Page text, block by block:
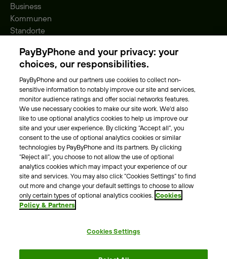
Business
Kommunen
Standorte
Park-Vignette
Über Uns
Unser Team
Karriere
Presse
Blog
Kontakt & Hilfe
Kontakt
Support
Pressekontakt
AGBDatenschutzrichtlinieImpressumRechtshinweise
PayByPhone and your privacy: your
choices, our responsibilities.
PayByPhone and our partners use cookies to collect non-
sensitive information to notably improve our site and services,
monitor audience ratings and offer social networks features.
We use necessary cookies to make our site work. We'd also
like to use optional analytics cookies to help us improve our
site and your user experience. By clicking “Accept all”, you
consent to the use of optional analytics cookies or similar
technologies by PayByPhone and its partners. By clicking
“Reject all”, you choose to not allow the use of optional
analytics cookies which may impact your experience of our
site and services. You may also click “Cookies Settings” to find
out more and change your default settings to choose to allow
only certain types of optional analytics cookies. Cookies
Policy & Partners
Cookies Settings